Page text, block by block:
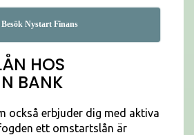
Besök Nystart Finans
HOS
BANK
också erbjuder dig med aktiva
ett omstartslån är